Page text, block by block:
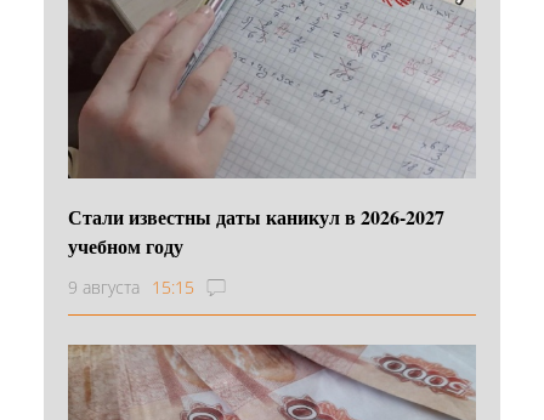
Стали известны даты каникул в 2026-2027
учебном году
9 августа 15:15